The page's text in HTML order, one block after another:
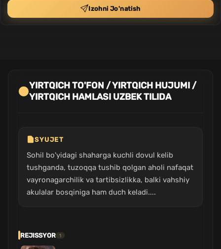
Izohni Jo'natish
YIRTQICH TO'FON / YIRTQICH HUJUMI /
YIRTQICH HAMLASI UZBEK TILIDA
SYUJET
Sohil bo'yidagi shaharga kuchli dovul kelib
tushganda, tuzoqqa tushib qolgan aholi nafaqat
vayronagarchilik va tartibsizlikka, balki vahshiy
akulalar bosqiniga ham duch keladi....
REJISSYOR 1